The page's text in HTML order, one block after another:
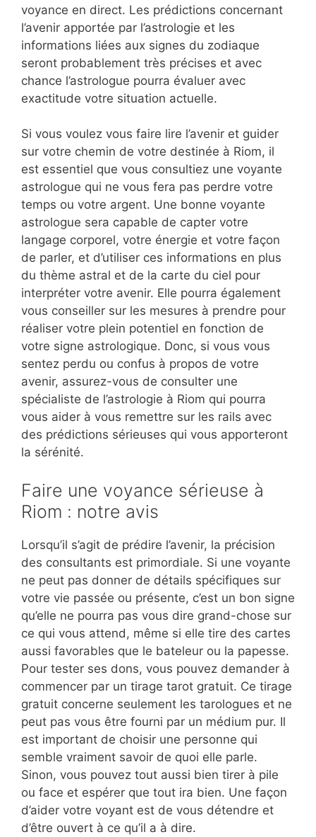
voyance en direct. Les prédictions concernant
l’avenir apportée par l’astrologie et les
informations liées aux signes du zodiaque
seront probablement très précises et avec
chance l’astrologue pourra évaluer avec
exactitude votre situation actuelle.
Si vous voulez vous faire lire l’avenir et guider
sur votre chemin de votre destinée à Riom, il
est essentiel que vous consultiez une voyante
astrologue qui ne vous fera pas perdre votre
temps ou votre argent. Une bonne voyante
astrologue sera capable de capter votre
langage corporel, votre énergie et votre façon
de parler, et d’utiliser ces informations en plus
du thème astral et de la carte du ciel pour
interpréter votre avenir. Elle pourra également
vous conseiller sur les mesures à prendre pour
réaliser votre plein potentiel en fonction de
votre signe astrologique. Donc, si vous vous
sentez perdu ou confus à propos de votre
avenir, assurez-vous de consulter une
spécialiste de l’astrologie à Riom qui pourra
vous aider à vous remettre sur les rails avec
des prédictions sérieuses qui vous apporteront
la sérénité.
Faire une voyance sérieuse à
Riom : notre avis
Lorsqu’il s’agit de prédire l’avenir, la précision
des consultants est primordiale. Si une voyante
ne peut pas donner de détails spécifiques sur
votre vie passée ou présente, c’est un bon signe
qu’elle ne pourra pas vous dire grand-chose sur
ce qui vous attend, même si elle tire des cartes
aussi favorables que le bateleur ou la papesse.
Pour tester ses dons, vous pouvez demander à
commencer par un tirage tarot gratuit. Ce tirage
gratuit concerne seulement les tarologues et ne
peut pas vous être fourni par un médium pur. Il
est important de choisir une personne qui
semble vraiment savoir de quoi elle parle.
Sinon, vous pouvez tout aussi bien tirer à pile
ou face et espérer que tout ira bien. Une façon
d’aider votre voyant est de vous détendre et
d’être ouvert à ce qu’il a à dire.